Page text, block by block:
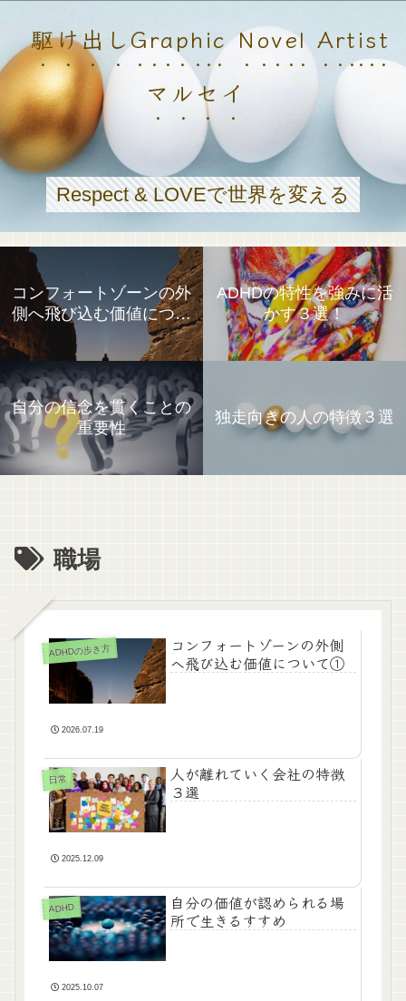
駆け出しGraphic Novel Artist
マルセイ
Respect & LOVEで世界を変える
コンフォートゾーンの外
側へ飛び込む価値につい
ADHDの特性を強みに活
かす３選！
自分の信念を貫くことの
重要性
独走向きの人の特徴３選
職場
ADHDの歩き方
コンフォートゾーンの外側
へ飛び込む価値について①
2026.07.19
日常
人が離れていく会社の特徴
３選
2025.12.09
ADHD
自分の価値が認められる場
所で生きるすすめ
2025.10.07